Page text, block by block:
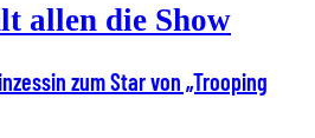
allen die Show
zum Star von „Trooping